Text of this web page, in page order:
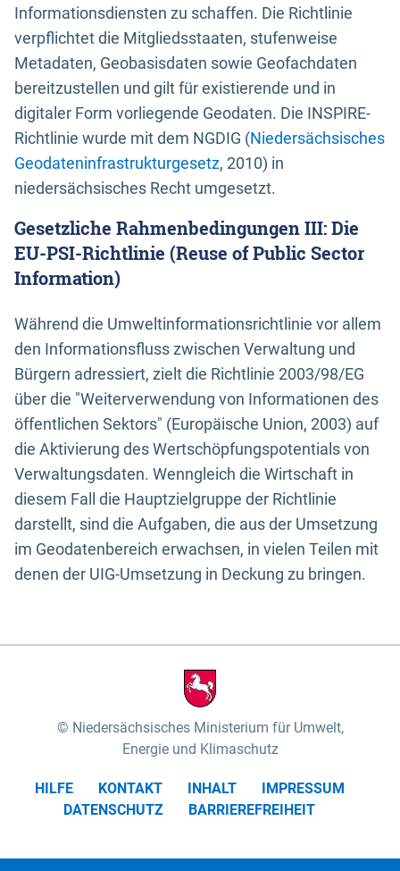
Informationsdiensten zu schaffen. Die Richtlinie
verpflichtet die Mitgliedsstaaten, stufenweise
Metadaten, Geobasisdaten sowie Geofachdaten
bereitzustellen und gilt für existierende und in
digitaler Form vorliegende Geodaten. Die INSPIRE-
Richtlinie wurde mit dem NGDIG (Niedersächsisches
Geodateninfrastrukturgesetz, 2010) in
niedersächsisches Recht umgesetzt.
Gesetzliche Rahmenbedingungen III: Die
EU-PSI-Richtlinie (Reuse of Public Sector
Information)
Während die Umweltinformationsrichtlinie vor allem
den Informationsfluss zwischen Verwaltung und
Bürgern adressiert, zielt die Richtlinie 2003/98/EG
über die "Weiterverwendung von Informationen des
öffentlichen Sektors" (Europäische Union, 2003) auf
die Aktivierung des Wertschöpfungspotentials von
Verwaltungsdaten. Wenngleich die Wirtschaft in
diesem Fall die Hauptzielgruppe der Richtlinie
darstellt, sind die Aufgaben, die aus der Umsetzung
im Geodatenbereich erwachsen, in vielen Teilen mit
denen der UIG-Umsetzung in Deckung zu bringen.
Niedersächsisches Ministerium für Umwelt,
Energie und Klimaschutz
HILFE KONTAKT INHALT
IMPRESSUM
DATENSCHUTZ
BARRIEREFREIHEIT